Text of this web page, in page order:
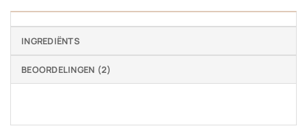
INGREDIËNTS
BEOORDELINGEN (2)